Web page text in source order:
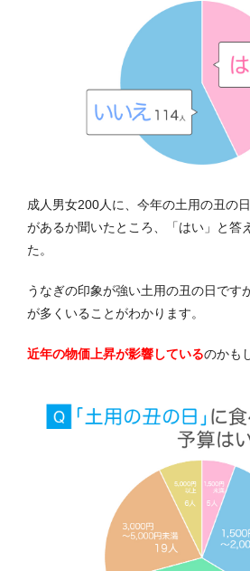
成人男女200人に、今年の土用の丑の
があるか聞いたところ、「はい」と答
た。
うなぎの印象が強い土用の丑の日です
が多くいることがわかります。
近年の物価上昇が影響しているのかも